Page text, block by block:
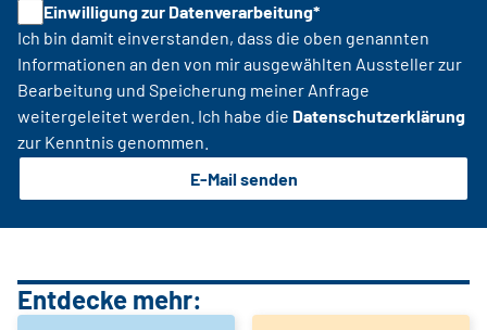
Einwilligung zur Datenverarbeitung*
Ich bin damit einverstanden, dass die oben genannten
Informationen an den von mir ausgewählten Aussteller zur
Bearbeitung und Speicherung meiner Anfrage
weitergeleitet werden. Ich habe die Datenschutzerklärung
zur Kenntnis genommen.
E-Mail senden
Entdecke mehr: